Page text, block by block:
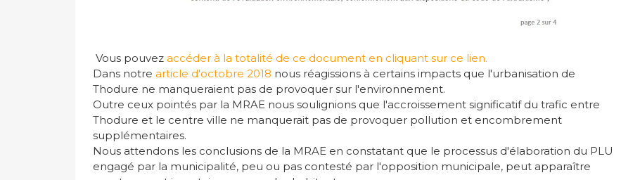
Vous pouvez accéder à la totalité de ce document en cliquant sur ce lien.
Dans notre article d'octobre 2018 nous réagissions à certains impacts que l'urbanisation de
Thodure ne manqueraient pas de provoquer sur l'environnement.
Outre ceux pointés par la MRAE nous soulignions que l'accroissement significatif du trafic entre
Thodure et le centre ville ne manquerait pas de provoquer pollution et encombrement
supplémentaires.
Nous attendons les conclusions de la MRAE en constatant que le processus d'élaboration du PLU
engagé par la municipalité, peu ou pas contesté par l'opposition municipale, peut apparaître